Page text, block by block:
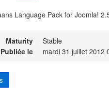
Language Pack for Joomla!
Maturity
Stable
Publiée le
mardi 31 juillet 2012